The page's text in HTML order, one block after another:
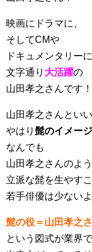
映画にドラマに、
そしてCMや
ドキュメンタリーに
文字通り 大活躍の
山田孝之さんです！
山田孝之さんといい
やはり 髭のイメージ
なんでも
山田孝之さんのよ
立派な髭を生やす
若手俳優は少ないよ
髭の役＝山田孝之
という図式が業界